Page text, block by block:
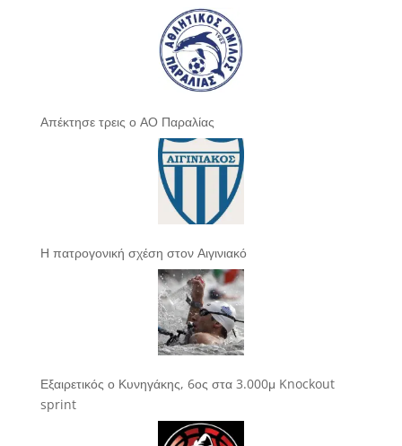
Απέκτησε τρεις ο ΑΟ Παραλίας
Η πατρογονική σχέση στον Αιγινιακό
Εξαιρετικός ο Κυνηγάκης, 6ος στα 3.000μ Knockout
sprint